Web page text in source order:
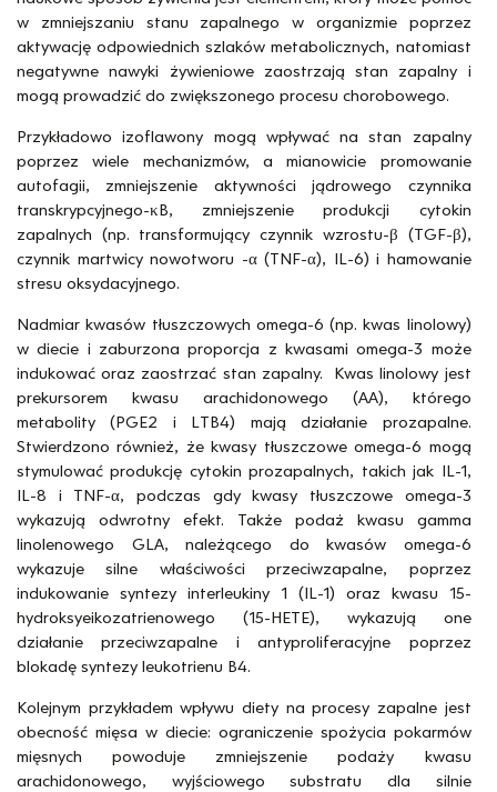
w zmniejszaniu stanu zapalnego w organizmie poprzez
aktywację odpowiednich szlaków metabolicznych, natomiast
negatywne nawyki żywieniowe zaostrzają stan zapalny i
mogą prowadzić do zwiększonego procesu chorobowego.
Przykładowo izoflawony mogą wpływać na stan zapalny
poprzez wiele mechanizmów, a mianowicie promowanie
autofagii, zmniejszenie aktywności jądrowego czynnika
transkrypcyjnego-κB, zmniejszenie produkcji cytokin
zapalnych (np. transformujący czynnik wzrostu-β (TGF-β),
czynnik martwicy nowotworu -α (TNF-α), IL-6) i hamowanie
stresu oksydacyjnego.
Nadmiar kwasów tłuszczowych omega-6 (np. kwas linolowy)
w diecie i zaburzona proporcja z kwasami omega-3 może
indukować oraz zaostrzać stan zapalny. Kwas linolowy jest
prekursorem kwasu arachidonowego (AA), którego
metabolity (PGE2 i LTB4) mają działanie prozapalne.
Stwierdzono również, że kwasy tłuszczowe omega-6 mogą
stymulować produkcję cytokin prozapalnych, takich jak IL-1,
IL-8 i TNF-α, podczas gdy kwasy tłuszczowe omega-3
wykazują odwrotny efekt. Także podaż kwasu gamma
linolenowego GLA, należącego do kwasów omega-6
wykazuje silne właściwości przeciwzapalne, poprzez
indukowanie syntezy interleukiny 1 (IL-1) oraz kwasu 15-
hydroksyeikozatrienowego (15-HETE), wykazują one
działanie przeciwzapalne i antyproliferacyjne poprzez
blokadę syntezy leukotrienu B4.
Kolejnym przykładem wpływu diety na procesy zapalne jest
obecność mięsa w diecie: ograniczenie spożycia pokarmów
mięsnych powoduje zmniejszenie podaży kwasu
arachidonowego, wyjściowego substratu dla silnie